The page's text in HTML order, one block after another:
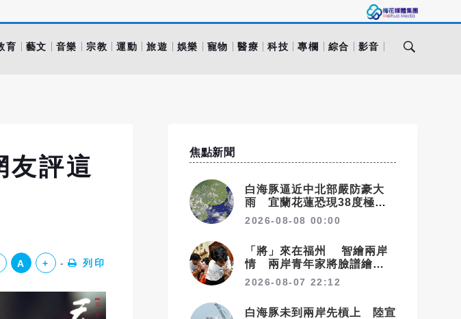
育 藝文 音樂 宗教 運動 旅遊 娛樂 寵物 醫療 科技 專欄 綜合 影音
友評這
A + 列印
焦點新聞
白海豚逼近中北部嚴防豪大
雨 宜蘭花蓮恐現38度極端
高溫
2026-08-08 00:00
「將」來在福州 智繪兩岸
情 兩岸青年家將臉譜繪畫大
賽在福州開幕
2026-08-07 22:12
白海豚未到兩岸先槓上 陸宣